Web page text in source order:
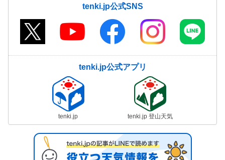
tenki.jp公式SNS
tenki.jp公式アプリ
tenki.jp tenki.jp 登山天気